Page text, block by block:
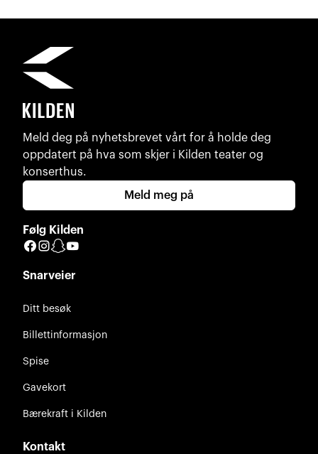
Meld deg på nyhetsbrevet vårt for å holde deg
oppdatert på hva som skjer i Kilden teater og
konserthus.
Meld meg på
Følg Kilden
Facebook
Instagram
Snapchat
Snarveier
Ditt besøk
Billettinformasjon
Spise
Gavekort
Bærekraft i Kilden
Kontakt